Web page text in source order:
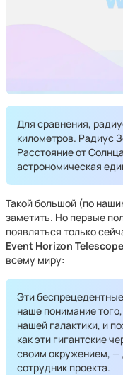
Для сравнения,
километров. Радиус
Расстояние от
астрономическая
Такой большой (по
заметить. Но первые
появляться только
Event Horizon Telescope
всему миру:
Эти
наше понимание
нашей галактики, и
как эти гигантские
своим окружением, —
сотрудник проекта.